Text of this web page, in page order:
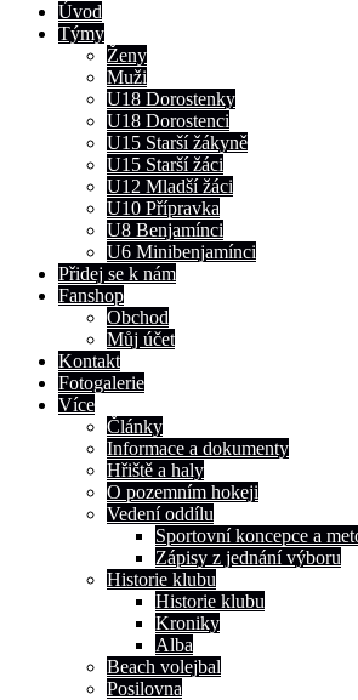
Úvod
Týmy
Ženy
Muži
U18 Dorostenky
U18 Dorostenci
U15 Starší žákyně
U15 Starší žáci
U12 Mladší žáci
U10 Přípravka
U8 Benjamínci
U6 Minibenjamínci
Přidej se k nám
Fanshop
Obchod
Můj účet
Kontakt
Fotogalerie
Více
Články
Informace a dokumenty
Hřiště a haly
O pozemním hokeji
Vedení oddílu
Sportovní koncepce a
Zápisy z jednání výboru
Historie klubu
Historie klubu
Kroniky
Alba
Beach volejbal
Posilovna